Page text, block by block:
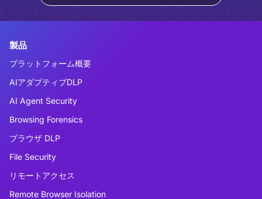
製品
プラットフォーム概要
AIアダプティブDLP
AI Agent Security
Browsing Forensics
ブラウザ DLP
File Security
リモートアクセス
Remote Browser Isolation